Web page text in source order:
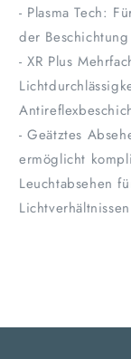
- Plasma Tech:
der Beschichtung
- XR Plus
- Geätztes
ermöglicht
Leuchtabsehen
Lichtverhältnissen